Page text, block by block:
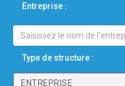
Entreprise :
Type de structure :
ENTREPRISE